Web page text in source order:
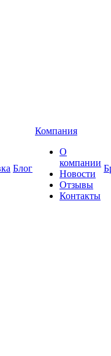
Блог
Компания
О
компании
Новости
Отзывы
Контакты